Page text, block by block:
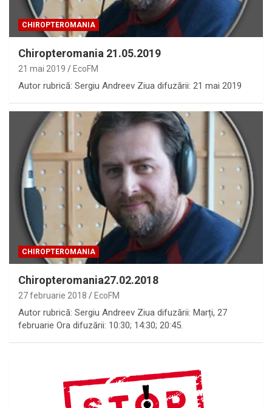
CHIROPTEROMANIA
Chiropteromania 21.05.2019
21 mai 2019 EcoFM
Autor rubrică: Sergiu Andreev Ziua difuzării: 21 mai 2019
CHIROPTEROMANIA
Chiropteromania27.02.2018
27 februarie 2018 EcoFM
Autor rubrică: Sergiu Andreev Ziua difuzării: Marți, 27
februarie Ora difuzării: 10:30; 14:30; 20:45.